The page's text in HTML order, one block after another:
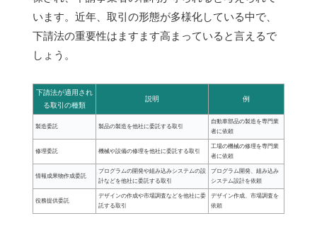
います。近年、取引の形態が多様化している中で、
下請法の重要性はますます高まっていると言えるで
しょう。
下請法が適用され
る取引の種類
説明 例
製造委託 製品の製造を他社に委託する取引
自動車部品の製造を専門業
者に依頼
修理委託 機械や設備の修理を他社に委託する取引
工場の機械の修理を専門業
者に依頼
情報成果物作成委託
プログラムの開発や組み込みシステムの設
計などを他社に委託する取引
プログラム開発、組み込み
システム設計を依頼
役務提供委託
デザインの作成や市場調査などを他社に委
託する取引
デザイン作成、市場調査を
依頼